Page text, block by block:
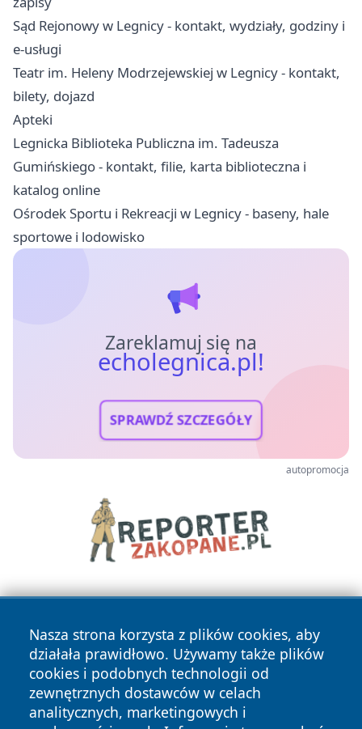
Sąd Rejonowy w Legnicy - kontakt, wydziały, godziny i
e-usługi
Teatr im. Heleny Modrzejewskiej w Legnicy - kontakt,
bilety, dojazd
Apteki
Legnicka Biblioteka Publiczna im. Tadeusza
Gumińskiego - kontakt, filie, karta biblioteczna i
katalog online
Ośrodek Sportu i Rekreacji w Legnicy - baseny, hale
sportowe i lodowisko
Zareklamuj się na
echolegnica.pl!
SPRAWDŹ SZCZEGÓŁY
autopromocja
Nasza strona korzysta z plików cookies, aby
działała prawidłowo. Używamy także plików
cookies i podobnych technologii od
zewnętrznych dostawców w celach
analitycznych, marketingowych i
Copyright © 2026 echolegnica.pl Wszystkie prawa
zastrzeżone.